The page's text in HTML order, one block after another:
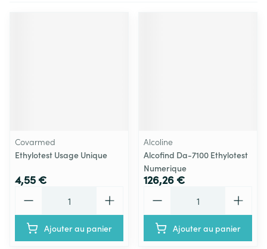
Covarmed
Ethylotest Usage Unique
4,55 €
Ajouter au panier
Alcoline
Alcofind Da-7100 Ethylotest
Numerique
126,26 €
Ajouter au panier